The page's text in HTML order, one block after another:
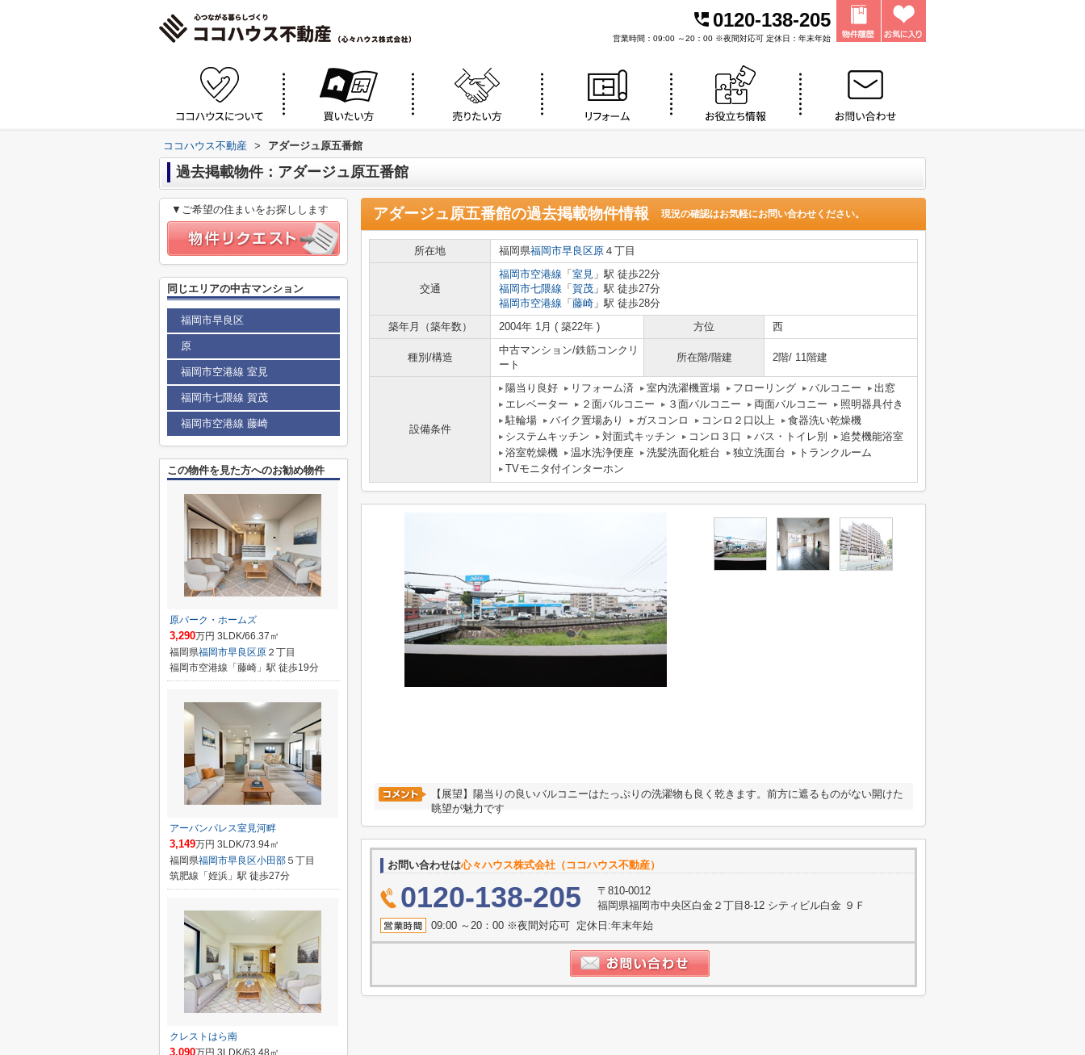
0120-138-205
営業時間：09:00 ～20：00 ※夜間対応可 定休日：年末年始
ココハウス不動産 > アダージュ原五番館
過去掲載物件：アダージュ原五番館
アダージュ原五番館の過去掲載物件情報 現況の確認はお気軽にお問い合わせください。
所在地 福岡県福岡市早良区原 ４丁目
交通
福岡市空港線 「 室見 」駅 徒歩22分
福岡市七隈線 「 賀茂 」駅 徒歩27分
福岡市空港線 「 藤崎 」駅 徒歩28分
築年月（築年数）
2004年 1月 ( 築22年 ) 方位 西
種別/構造
中古マンション/鉄筋コンクリ
ート
所在階/階建 2階/ 11階建
設備条件
陽当り良好 リフォーム済 室内洗濯機置場 フローリング バルコニー
出窓
エレベーター
２面バルコニー ３面バルコニー 両面バルコニー
照明器具付き
駐輪場
バイク置場あり ガスコンロ コンロ２口以上
食器洗い乾燥機
システムキッチン
対面式キッチン コンロ３口 バス・トイレ別
追焚機能浴室
浴室乾燥機
温水洗浄便座 洗髪洗面化粧台 独立洗面台
トランクルーム
TVモニタ付インターホン
【展望】陽当りの良いバルコニーはたっぷりの洗濯物も良く乾きます。前方に遮るものがない開けた
眺望が魅力です
お問い合わせは心々ハウス株式会社（ココハウス不動産）
0120-138-205
〒810-0012
福岡県福岡市中央区白金２丁目8-12 シティビル白金 ９Ｆ
09:00 ～20：00 ※夜間対応可 定休日:年末年始
▼ご希望の住まいをお探しします
同じエリアの中古マンション
福岡市早良区
原
福岡市空港線 室見
福岡市七隈線 賀茂
福岡市空港線 藤崎
この物件を見た方へのお勧め物件
原パーク・ホームズ
3,290万円 3LDK/66.37㎡
福岡県福岡市早良区原 ２丁目
福岡市空港線「藤崎」駅 徒歩19分
アーバンパレス室見河畔
3,149万円 3LDK/73.94㎡
福岡県福岡市早良区小田部 ５丁目
筑肥線「姪浜」駅 徒歩27分
クレストはら南
3,090万円 3LDK/63.48㎡